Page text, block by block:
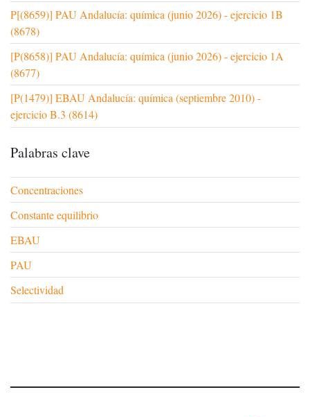
P[(8659)] PAU Andalucía: química (junio 2026) - ejercicio 1B
(8678)
[P(8658)] PAU Andalucía: química (junio 2026) - ejercicio 1A
(8677)
[P(1479)] EBAU Andalucía: química (septiembre 2010) -
ejercicio B.3 (8614)
Palabras clave
Concentraciones
Constante equilibrio
EBAU
PAU
Selectividad